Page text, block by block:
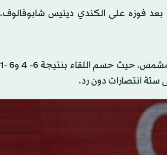
بعد فوزه على الكندي دينيس شابوفالوف،
وقدَّم دي مينو، المصنف السادس عالمياً، أداءً متقناً على ملعب آندي موراي أرينا المشمس، حيث حسم اللقاء بنتيجة 6- 4 و6 -1
ستة انتصارات دون رد.